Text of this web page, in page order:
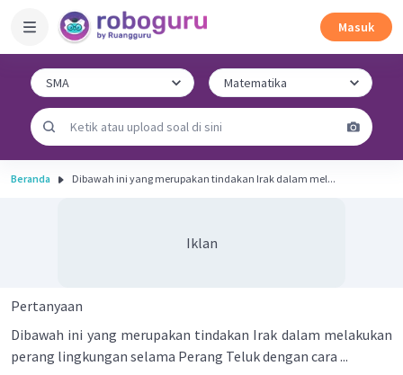
Masuk
Beranda Dibawah ini yang merupakan tindakan Irak dalam mel...
Iklan
Pertanyaan
Dibawah ini yang merupakan tindakan Irak dalam melakukan
perang lingkungan selama Perang Teluk dengan cara ...